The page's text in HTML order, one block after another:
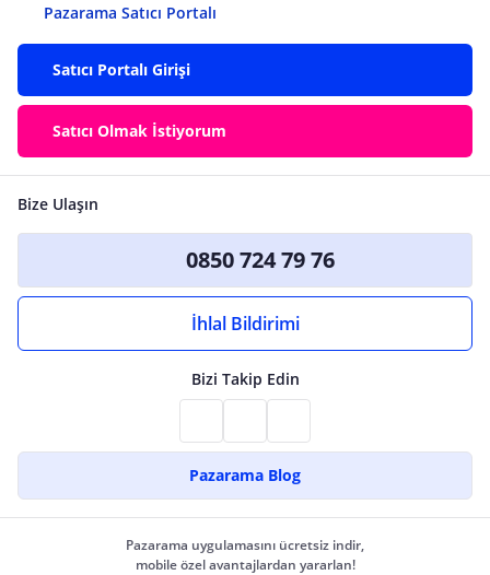
Pazarama Satıcı Portalı
Satıcı Portalı Girişi
Satıcı Olmak İstiyorum
Bize Ulaşın
0850 724 79 76
İhlal Bildirimi
Bizi Takip Edin
Pazarama Blog
Pazarama uygulamasını ücretsiz indir,
mobile özel avantajlardan yararlan!